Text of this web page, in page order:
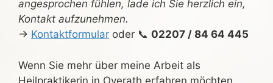
angesprochen fühlen, lade ich Sie herzlich ein,
Kontakt aufzunehmen.
→ Kontaktformular oder 📞 02207 / 84 64 445
Wenn Sie mehr über meine Arbeit als
Heilpraktikerin in Overath erfahren möchten,